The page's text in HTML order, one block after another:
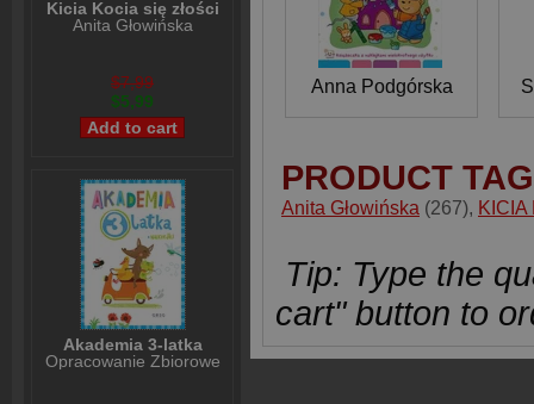
Kicia Kocia się złości
Anita Głowińska
$7,99
$5,99
Akademia 3-latka
Opracowanie Zbiorowe
Anna Podgórska
PRODUCT
Anita Głowińska (267), KICIA
Tip: Type the
cart" button to